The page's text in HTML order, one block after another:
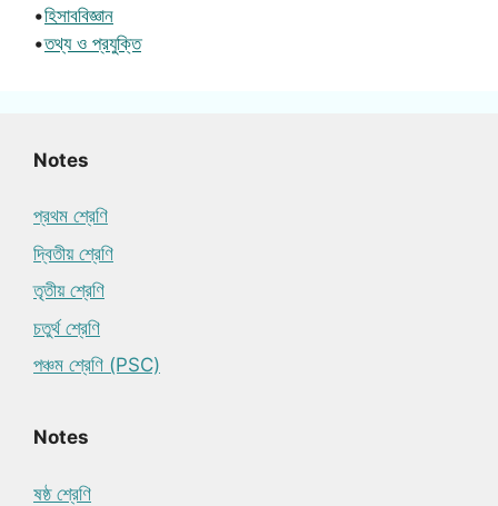
•হিসাববিজ্ঞান
•তথ্য ও প্রযুক্তি
Notes
প্রথম শ্রেণি
দ্বিতীয় শ্রেণি
তৃতীয় শ্রেণি
চতুর্থ শ্রেণি
পঞ্চম শ্রেণি (PSC)
Notes
ষষ্ঠ শ্রেণি